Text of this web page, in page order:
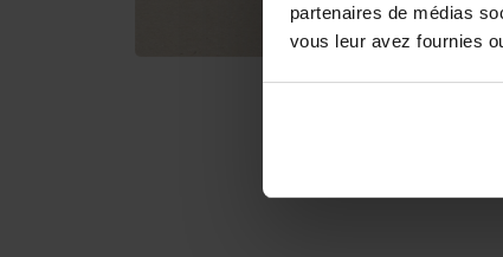
partenaires de médias
vous leur avez fournies